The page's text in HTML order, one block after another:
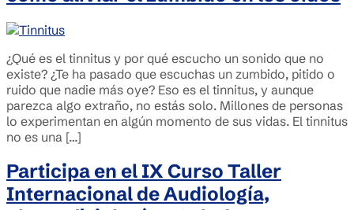
¿Qué es el tinnitus y por qué escucho un sonido que no
existe? ¿Te ha pasado que escuchas un zumbido, pitido o
ruido que nadie más oye? Eso es el tinnitus, y aunque
parezca algo extraño, no estás solo. Millones de personas
lo experimentan en algún momento de sus vidas. El tinnitus
no es una […]
Participa en el IX Curso Taller
Internacional de Audiología,